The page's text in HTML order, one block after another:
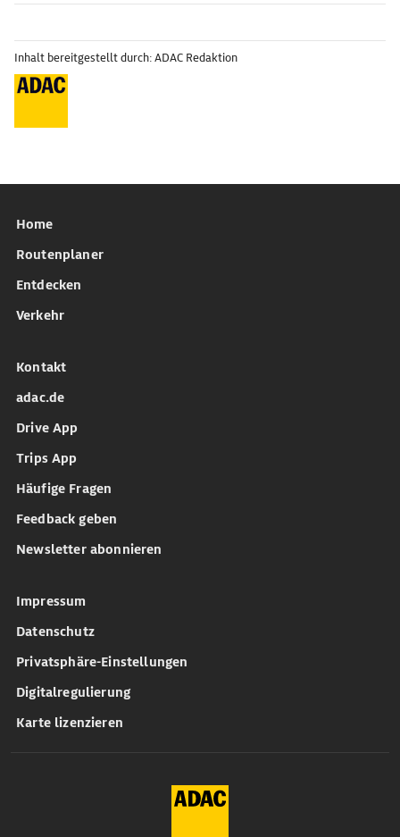
Inhalt bereitgestellt durch: ADAC Redaktion
Home
Routenplaner
Entdecken
Verkehr
Kontakt
adac.de
Drive App
Trips App
Häufige Fragen
Feedback geben
Newsletter abonnieren
Impressum
Datenschutz
Privatsphäre-Einstellungen
Digitalregulierung
Karte lizenzieren